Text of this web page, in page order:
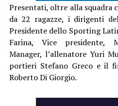
Presentati, oltre alla squadra
da 22 ragazze, i dirigenti
Presidente dello Sporting
Farina, Vice presidente,
Manager, l’allenatore Yuri
portieri Stefano Greco e il
Roberto Di Giorgio.